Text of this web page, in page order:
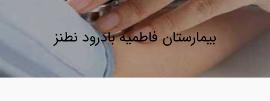
بیمارستان فاطمیه بادرود نطنز